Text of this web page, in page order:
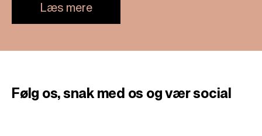
Læs mere
Følg os, snak med os og vær social